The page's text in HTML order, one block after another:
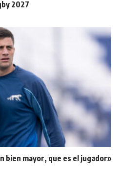
2027
bien mayor, que es el jugador»